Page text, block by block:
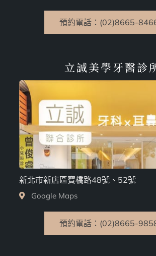
預約電話：(02)8665-
立誠美學牙醫診
新北市新店區寶橋路48號、52號
Google Maps
預約電話：(02)8665-